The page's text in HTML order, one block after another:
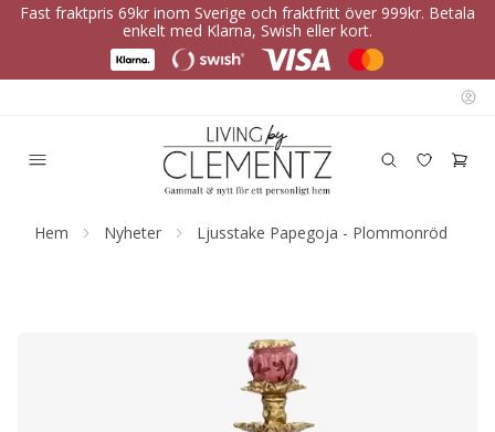
Fast fraktpris 69kr inom Sverige och fraktfritt över 999kr. Betala
enkelt med Klarna, Swish eller kort.
Hem Nyheter Ljusstake Papegoja - Plommonröd